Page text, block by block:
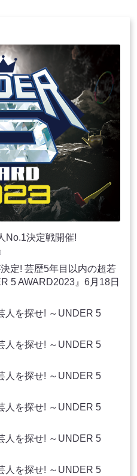
No.1決定戦開催!
定! 芸歴5年目以内の超若
5 AWARD2023』6月18日
人を探せ! ～UNDER 5
人を探せ! ～UNDER 5
人を探せ! ～UNDER 5
人を探せ! ～UNDER 5
人を探せ! ～UNDER 5
人を探せ! ～UNDER 5